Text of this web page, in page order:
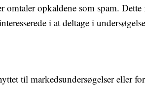
opkaldene som spam. Dette
i at deltage i
til markedsundersøgelser eller